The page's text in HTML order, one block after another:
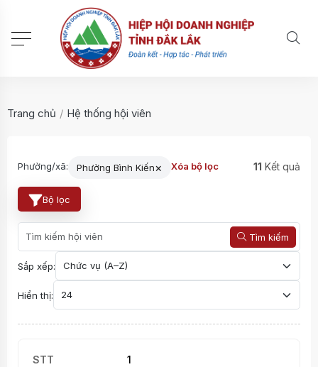
Trang chủ / Hệ thống hội viên
Phường/xã: Phường Bình Kiến× Xóa bộ lọc 11 Kết quả
Bộ lọc
Tìm kiếm
Sắp xếp:
Hiển thị:
1